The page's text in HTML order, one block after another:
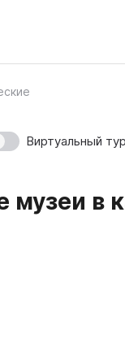
Виртуальный тур
музеи в